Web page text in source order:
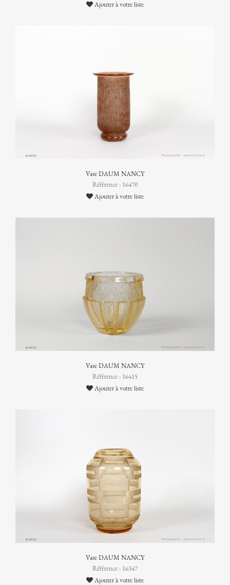
Ajouter à votre liste
Vase DAUM NANCY
Référence : 16470
Ajouter à votre liste
Vase DAUM NANCY
Référence : 16415
Ajouter à votre liste
Vase DAUM NANCY
Référence : 16347
Ajouter à votre liste